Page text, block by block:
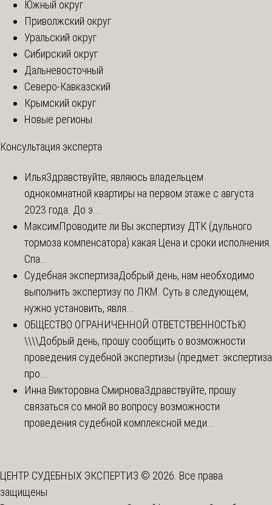
Южный округ
Приволжский округ
Уральский округ
Сибирский округ
Дальневосточный
Северо-Кавказский
Крымский округ
Новые регионы
Консультация эксперта
ИльяЗдравствуйте, являюсь владельцем
однокомнатной квартиры на первом этаже с августа
2023 года. До э...
МаксимПроводите ли Вы экспертизу ДТК (дульного
тормоза компенсатора) какая Цена и сроки исполнения.
Спа...
Судебная экспертизаДобрый день, нам необходимо
выполнить экспертизу по ЛКМ. Суть в следующем,
нужно установить, явля...
ОБЩЕСТВО ОГРАНИЧЕННОЙ ОТВЕТСТВЕННОСТЬЮ
\\\\Добрый день, прошу сообщить о возможности
проведения судебной экспертизы (предмет: экспертиза
про...
Инна Викторовна СмирноваЗдравствуйте, прошу
связаться со мной во вопросу возможности
проведения судебной комплексной меди...
ЦЕНТР СУДЕБНЫХ ЭКСПЕРТИЗ © 2026. Все права
защищены